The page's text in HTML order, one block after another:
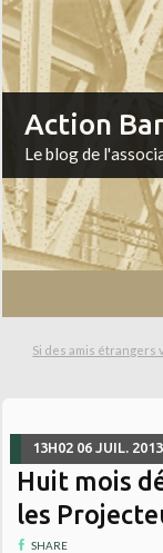
Action
Le blog de
Si des amis
13H02 06 JUIL. 2013
Huit mois
les
SHARE